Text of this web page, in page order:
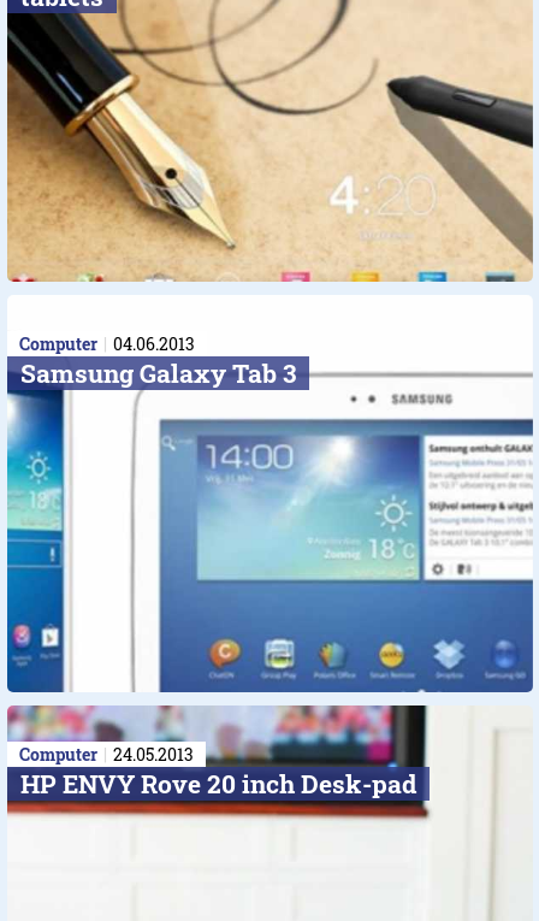
Computer 04.06.2013
Samsung Galaxy Tab 3
Computer 24.05.2013
HP ENVY Rove 20 inch Desk-pad